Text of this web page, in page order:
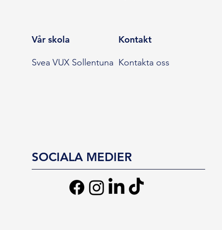
Vår skola
Svea VUX Sollentuna
Kontakt
Kontakta oss
SOCIALA MEDIER